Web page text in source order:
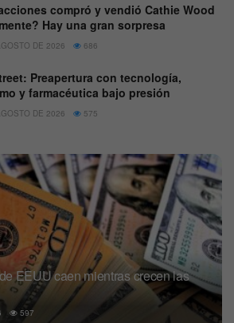
compró y vendió Cathie Wood
Hay una gran sorpresa
DE 2026 686
Preapertura con tecnología,
y farmacéutica bajo presión
DE 2026 575
EEUU caen mientras crecen las
597